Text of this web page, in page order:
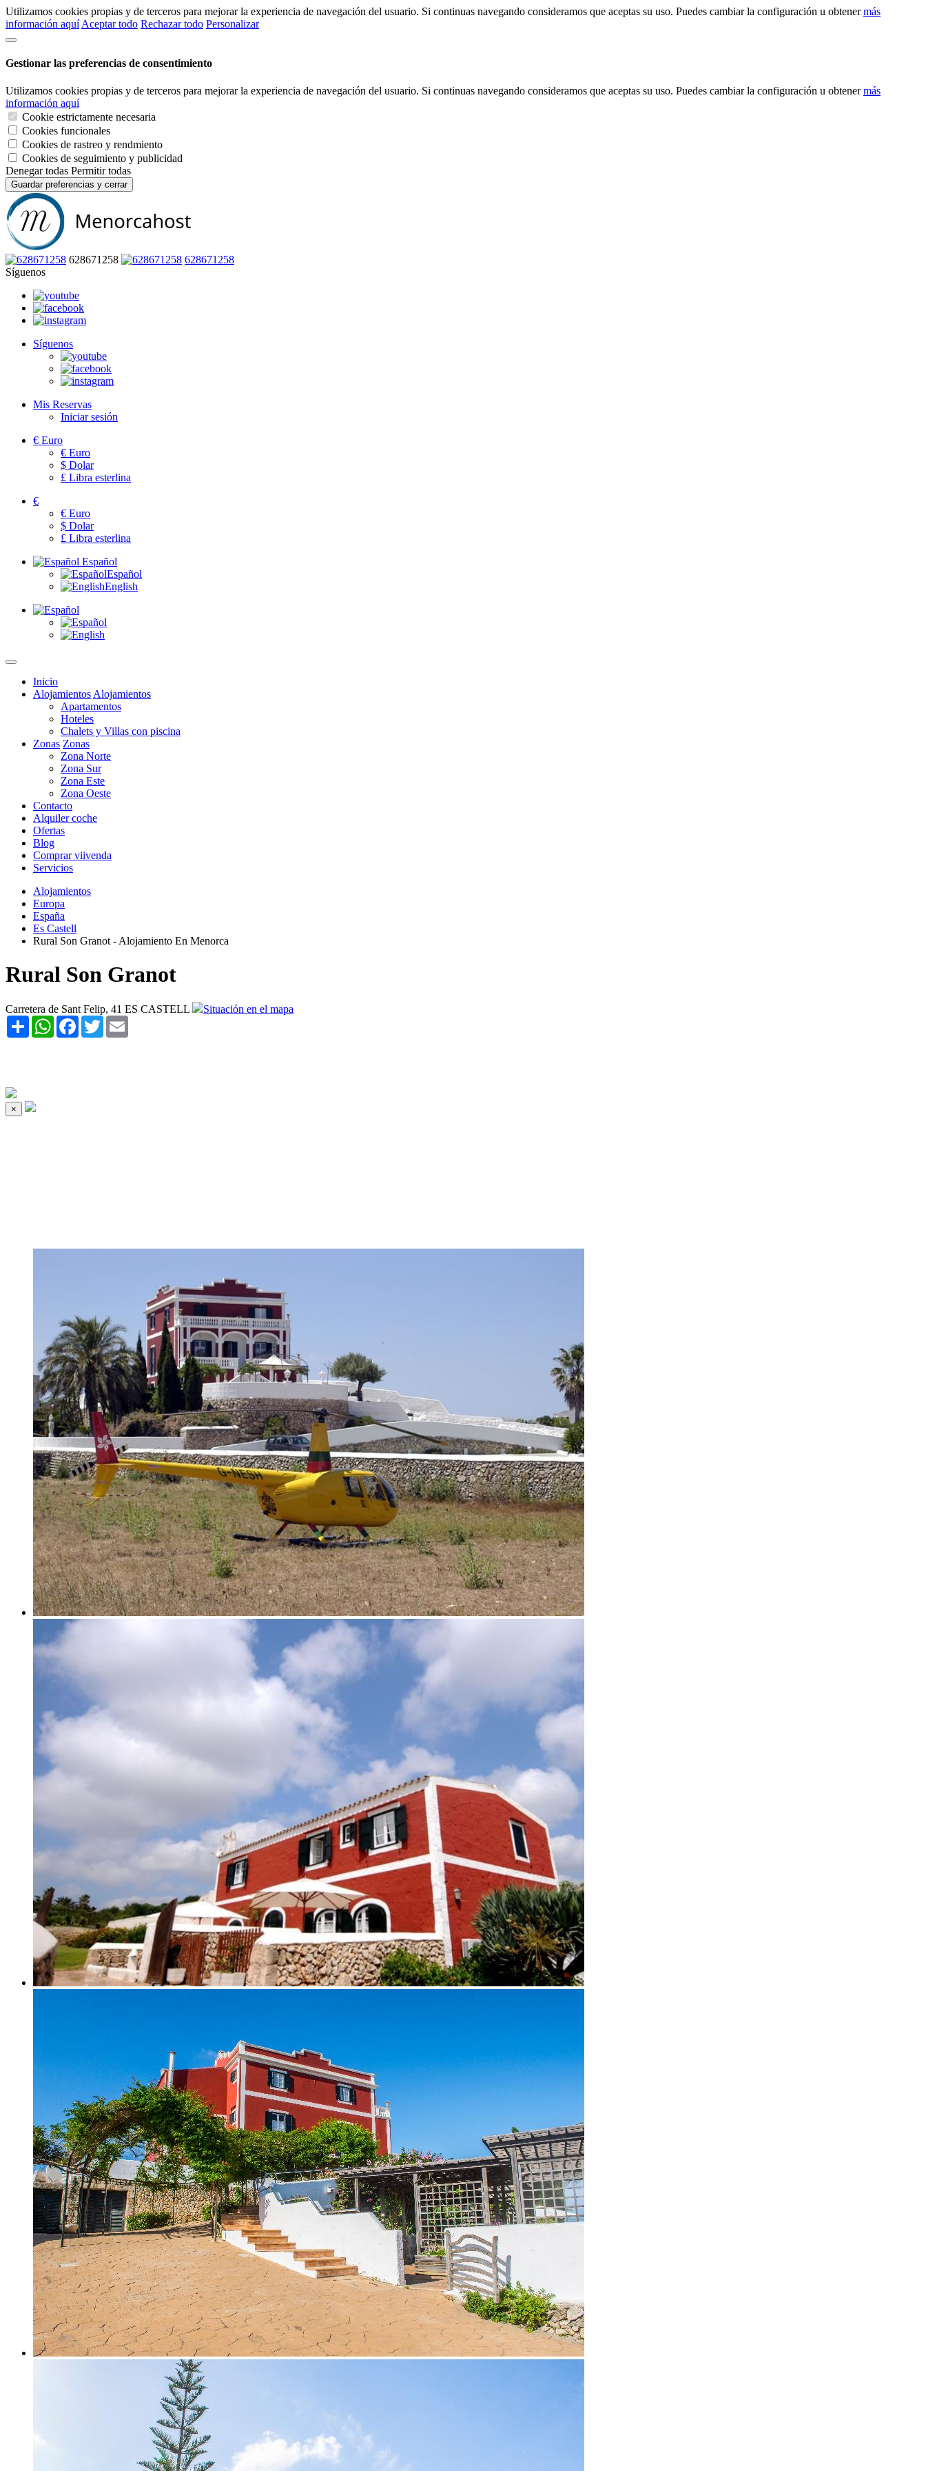
Utilizamos cookies propias y de terceros para mejorar la experiencia de navegación del usuario. Si continuas navegando consideramos que aceptas su uso. Puedes cambiar la configuración u obtenermás
información aquí Aceptar todo Rechazar todo Personalizar
Gestionar las preferencias de consentimiento
Utilizamos cookies propias y de terceros para mejorar la experiencia de navegación del usuario. Si continuas navegando consideramos que aceptas su uso. Puedes cambiar la configuración u obtenermás
información aquí
Cookie estrictamente necesaria
Cookies funcionales
Cookies de rastreo y rendmiento
Cookies de seguimiento y publicidad
Denegar todas Permitir todas
Guardar preferencias y cerrar
628671258
628671258
Síguenos
Síguenos
Mis Reservas
Iniciar sesión
€ Euro
€ Euro
$ Dolar
£ Libra esterlina
€
€ Euro
$ Dolar
£ Libra esterlina
Español
Español
English
Inicio
Alojamientos Alojamientos
Apartamentos
Hoteles
Chalets y Villas con piscina
Zonas Zonas
Zona Norte
Zona Sur
Zona Este
Zona Oeste
Contacto
Alquiler coche
Ofertas
Blog
Comprar viivenda
Servicios
Alojamientos
Europa
España
Es Castell
Rural Son Granot - Alojamiento En Menorca
Rural Son Granot
Carretera de Sant Felip, 41 ES CASTELL
Situación en el mapa
Share WhatsAppFacebook
Twitter
×